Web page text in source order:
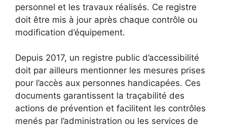
personnel et les travaux réalisés. Ce registre
doit être mis à jour après chaque contrôle ou
modification d’équipement.
Depuis 2017, un registre public d’accessibilité
doit par ailleurs mentionner les mesures prises
pour l’accès aux personnes handicapées. Ces
documents garantissent la traçabilité des
actions de prévention et facilitent les contrôles
menés par l’administration ou les services de